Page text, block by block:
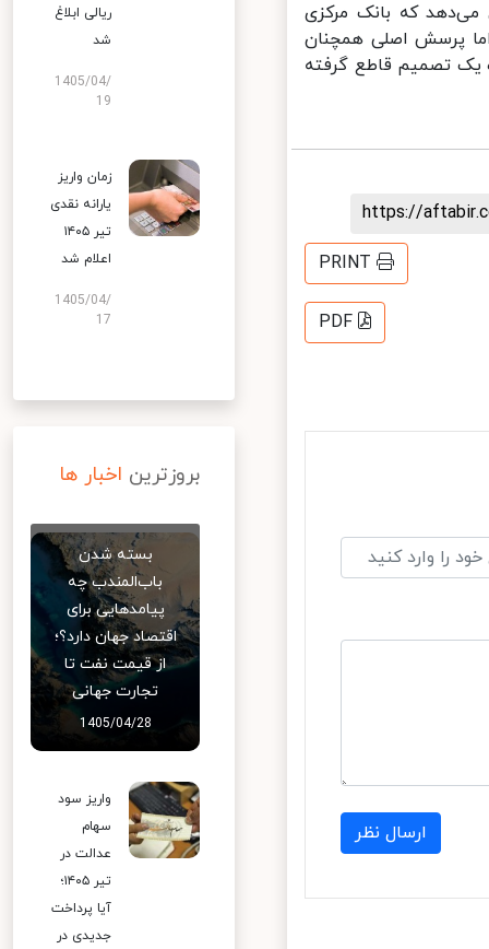
۲ میلیون ریالی نشان می‌دهد که بانک مرکزی
پرسش اصلی همچنان
یک تصمیم قاطع گرفته
https://
PRINT
PDF
ارسال نظر
ریالی ابلاغ
شد
1405/04/
19
زمان واریز
یارانه نقدی
تیر ۱۴۰۵
اعلام شد
1405/04/
17
بروزترین اخبار ها
بسته شدن
باب‌المندب چه
پیامدهایی برای
اقتصاد جهان دارد؟؛
از قیمت نفت تا
تجارت جهانی
1405/04/28
واریز سود
سهام
عدالت در
تیر ۱۴۰۵؛
آیا پرداخت
جدیدی در